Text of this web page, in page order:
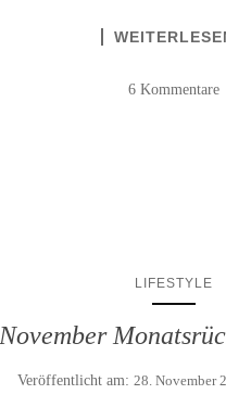
6 Kommentare
LIFESTYLE
November
Veröffentlicht am: 28. November